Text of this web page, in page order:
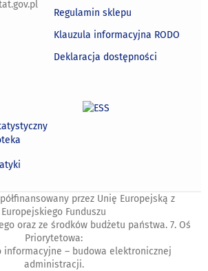
Regulamin sklepu
Klauzula informacyjna RODO
Deklaracja dostępności
przez Unię Europejską z
Europejskiego Funduszu
oraz ze środków budżetu państwa. 7. Oś
Priorytetowa:
informacyjne – budowa elektronicznej
administracji.